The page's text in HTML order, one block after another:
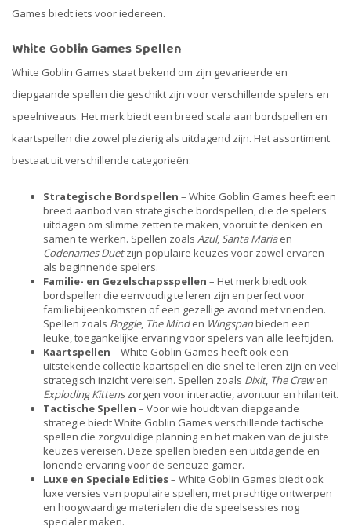
Games biedt iets voor iedereen.
White Goblin Games Spellen
White Goblin Games staat bekend om zijn gevarieerde en
diepgaande spellen die geschikt zijn voor verschillende spelers en
speelniveaus. Het merk biedt een breed scala aan bordspellen en
kaartspellen die zowel plezierig als uitdagend zijn. Het assortiment
bestaat uit verschillende categorieën:
Strategische Bordspellen – White Goblin Games heeft een
breed aanbod van strategische bordspellen, die de spelers
uitdagen om slimme zetten te maken, vooruit te denken en
samen te werken. Spellen zoals Azul, Santa Mariaen
Codenames Duetzijn populaire keuzes voor zowel ervaren
als beginnende spelers.
Familie- en Gezelschapsspellen – Het merk biedt ook
bordspellen die eenvoudig te leren zijn en perfect voor
familiebijeenkomsten of een gezellige avond met vrienden.
Spellen zoals Boggle, The Minden Wingspanbieden een
leuke, toegankelijke ervaring voor spelers van alle leeftijden.
Kaartspellen – White Goblin Games heeft ook een
uitstekende collectie kaartspellen die snel te leren zijn en veel
strategisch inzicht vereisen. Spellen zoals Dixit, The Crewen
Exploding Kittenszorgen voor interactie, avontuur en hilariteit.
Tactische Spellen – Voor wie houdt van diepgaande
strategie biedt White Goblin Games verschillende tactische
spellen die zorgvuldige planning en het maken van de juiste
keuzes vereisen. Deze spellen bieden een uitdagende en
lonende ervaring voor de serieuze gamer.
Luxe en Speciale Edities– White Goblin Games biedt ook
luxe versies van populaire spellen, met prachtige ontwerpen
en hoogwaardige materialen die de speelsessies nog
specialer maken.